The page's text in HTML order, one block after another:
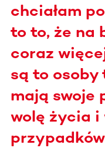
chciałam
to to, że na
coraz
są to
mają swoje
wolę życia i